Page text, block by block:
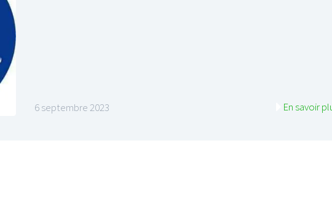
6 septembre 2023 En savoir